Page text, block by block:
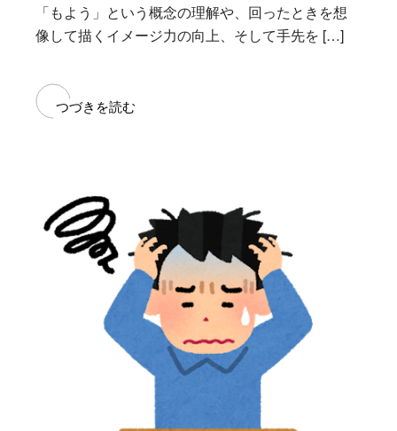
「もよう」という概念の理解や、回ったときを想
像して描くイメージ力の向上、そして手先を […]
つづきを読む